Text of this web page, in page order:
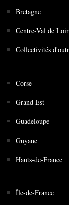
Bretagne
Centre-Val de
Collectivités
Corse
Grand Est
Guadeloupe
Guyane
Hauts-de-France
Île-de-France